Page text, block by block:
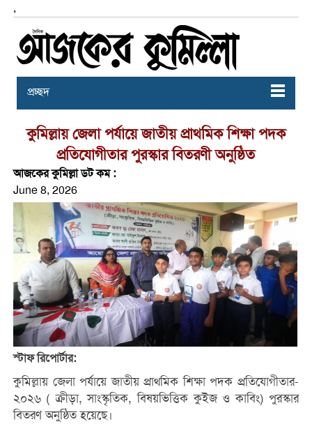
,
প্রচ্ছদ
কুমিল্লায় জেলা পর্যায়ে জাতীয় প্রাথমিক শিক্ষা পদক
প্রতিযোগীতার পুরস্কার বিতরণী অনুষ্ঠিত
আজকের কুমিল্লা ডট কম :
June 8, 2026
স্টাফ রিপোর্টার:
কুমিল্লায় জেলা পর্যায়ে জাতীয় প্রাথমিক শিক্ষা পদক প্রতিযোগীতার-
২০২৬ ( ক্রীড়া, সাংস্কৃতিক, বিষয়ভিত্তিক কুইজ ও কাবিং) পুরস্কার
বিতরণ অনুষ্ঠিত হয়েছে।